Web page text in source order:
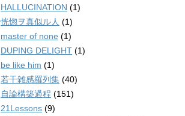
HALLUCINATION (1)
恍惚ヲ真似ル人 (1)
master of none (1)
DUPING DELIGHT (1)
be like him (1)
若干雑感羅列集 (40)
自論構築過程 (151)
21Lessons (9)